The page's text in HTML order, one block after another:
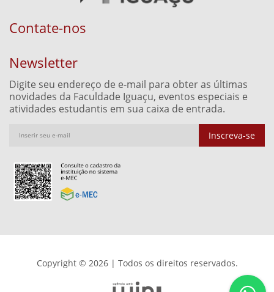
Contate-nos
Newsletter
Digite seu endereço de e-mail para obter as últimas
novidades da Faculdade Iguaçu, eventos especiais e
atividades estudantis em sua caixa de entrada.
Inscreva-se
Copyright © 2026 | Todos os direitos reservados.